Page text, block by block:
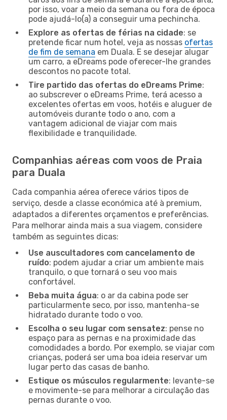
por isso, voar a meio da semana ou fora de época
pode ajudá-lo(a) a conseguir uma pechincha.
Explore as ofertas de férias na cidade: se
pretende ficar num hotel, veja as nossas ofertas
de fim de semana em Duala. E se desejar alugar
um carro, a eDreams pode oferecer-lhe grandes
descontos no pacote total.
Tire partido das ofertas do eDreams Prime:
ao subscrever o eDreams Prime, terá acesso a
excelentes ofertas em voos, hotéis e aluguer de
automóveis durante todo o ano, com a
vantagem adicional de viajar com mais
flexibilidade e tranquilidade.
Companhias aéreas com voos de Praia
para Duala
Cada companhia aérea oferece vários tipos de
serviço, desde a classe económica até à premium,
adaptados a diferentes orçamentos e preferências.
Para melhorar ainda mais a sua viagem, considere
também as seguintes dicas:
Use auscultadores com cancelamento de
ruído: podem ajudar a criar um ambiente mais
tranquilo, o que tornará o seu voo mais
confortável.
Beba muita água: o ar da cabina pode ser
particularmente seco, por isso, mantenha-se
hidratado durante todo o voo.
Escolha o seu lugar com sensatez: pense no
espaço para as pernas e na proximidade das
comodidades a bordo. Por exemplo, se viajar com
crianças, poderá ser uma boa ideia reservar um
lugar perto das casas de banho.
Estique os músculos regularmente: levante-se
e movimente-se para melhorar a circulação das
pernas durante o voo.